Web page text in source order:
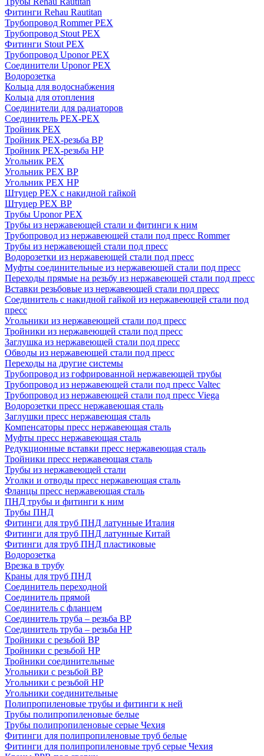
Фитинги Rehau Rautitan
Трубопровод Rommer PEX
Трубопровод Stout PEX
Фитинги Stout PEX
Трубопровод Uponor PEX
Соединители Uponor PEX
Водорозетка
Кольца для водоснабжения
Кольца для отопления
Соединители для радиаторов
Соединитель PEX-PEX
Тройник PEX
Тройник PEX-резьба ВР
Тройник PEX-резьба НР
Угольник PEX
Угольник PEX ВР
Угольник PEX НР
Штуцер PEX c накидной гайкой
Штуцер PEX ВР
Трубы Uponor PEX
Трубы из нержавеющей стали и фитинги к ним
Трубопровод из нержавеющей стали под пресс Rommer
Трубы из нержавеющей стали под пресс
Водорозетки из нержавеющей стали под пресс
Муфты соединительные из нержавеющей стали под пресс
Переходы прямые на резьбу из нержавеющей стали под пресс
Вставки резьбовые из нержавеющей стали под пресс
Соединитель с накидной гайкой из нержавеющей стали под
пресс
Угольники из нержавеющей стали под пресс
Тройники из нержавеющей стали под пресс
Заглушка из нержавеющей стали под пресс
Обводы из нержавеющей стали под пресс
Переходы на другие системы
Трубопровод из гофрированной нержавеющей трубы
Трубопровод из нержавеющей стали под пресс Valtec
Трубопровод из нержавеющей стали под пресс Viega
Водорозетки пресс нержавеющая сталь
Заглушки пресс нержавеющая сталь
Компенсаторы пресс нержавеющая сталь
Муфты пресс нержавеющая сталь
Редукционные вставки пресс нержавеющая сталь
Тройники пресс нержавеющая сталь
Трубы из нержавеющей стали
Уголки и отводы пресс нержавеющая сталь
Фланцы пресс нержавеющая сталь
ПНД трубы и фитинги к ним
Трубы ПНД
Фитинги для труб ПНД латунные Италия
Фитинги для труб ПНД латунные Китай
Фитинги для труб ПНД пластиковые
Водорозетка
Врезка в трубу
Краны для труб ПНД
Соединитель переходной
Соединитель прямой
Соединитель с фланцем
Соединитель труба – резьба ВР
Соединитель труба – резьба НР
Тройники с резьбой ВР
Тройники с резьбой НР
Тройники соединительные
Угольники с резьбой ВР
Угольники с резьбой НР
Угольники соединительные
Полипропиленовые трубы и фитинги к ней
Трубы полипропиленовые белые
Трубы полипропиленовые серые Чехия
Фитинги для полипропиленовые труб белые
Фитинги для полипропиленовые труб серые Чехия